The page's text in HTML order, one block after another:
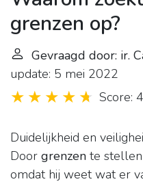
grenzen op?
Gevraagd door: ir.
update: 5 mei 2022
Score:
Duidelijkheid en
Door grenzen te
omdat hij weet wat er